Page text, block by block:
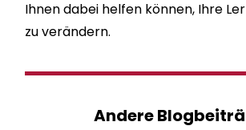
Ihnen dabei helfen können, Ihre
zu verändern.
Andere